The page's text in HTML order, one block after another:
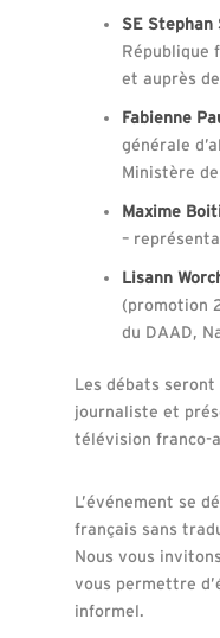
SE Stephan
République
et auprès
Fabienne
générale
Ministère
Maxime
–
Lisann
(promotion
du DAAD,
Les débats
journaliste et
télévision franco-
L’événement se
français sans
Nous vous
vous permettre
informel.